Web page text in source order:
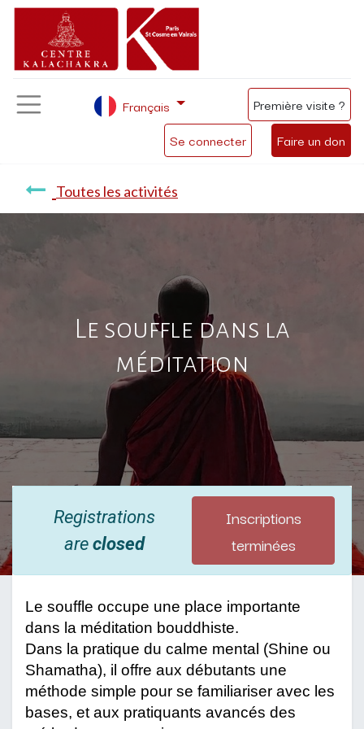
Se connecter Faire un don
Français Première visite ?
Toutes les activités
Le souffle dans la
méditation
Registrations
areclosed
Inscriptions
terminées
Le souffle occupe une place importante
dans la méditation bouddhiste.
Dans la pratique du calme mental (Shine ou
Shamatha), il offre aux débutants une
méthode simple pour se familiariser avec les
bases, et aux pratiquants avancés des